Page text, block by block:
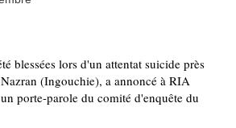
blessées lors d'un attentat suicide près
(Ingouchie), a annoncé à RIA
porte-parole du comité d'enquête du